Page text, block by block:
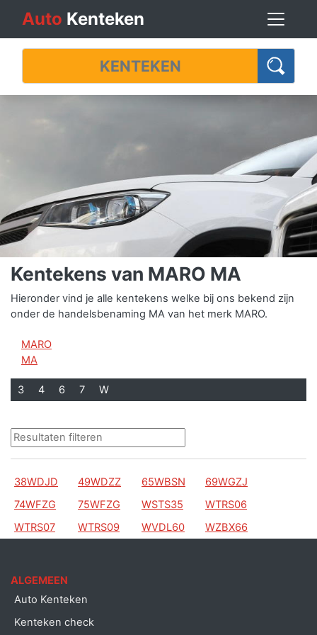
Auto Kenteken
Kentekens van MARO MA
Hieronder vind je alle kentekens welke bij ons bekend zijn
onder de handelsbenaming MA van het merk MARO.
MARO
MA
3 4 6 7 W
38WDJD 49WDZZ 65WBSN
69WGZJ
74WFZG
75WFZG WSTS35
WTRS06
WTRS07
WTRS09 WVDL60 WZBX66
ALGEMEEN
Auto Kenteken
Kenteken check